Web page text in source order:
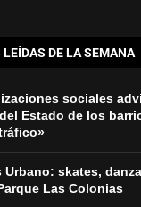
LEÍDAS DE LA SEMANA
sociales
Estado de los
Urbano: skates,
Las Colonias